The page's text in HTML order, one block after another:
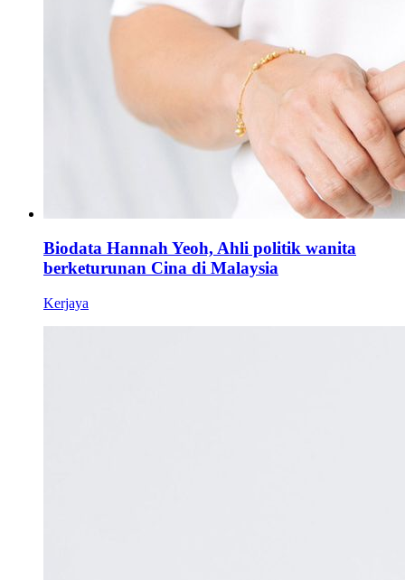
Biodata Hannah Yeoh, Ahli politik wanita
berketurunan Cina di Malaysia
Kerjaya